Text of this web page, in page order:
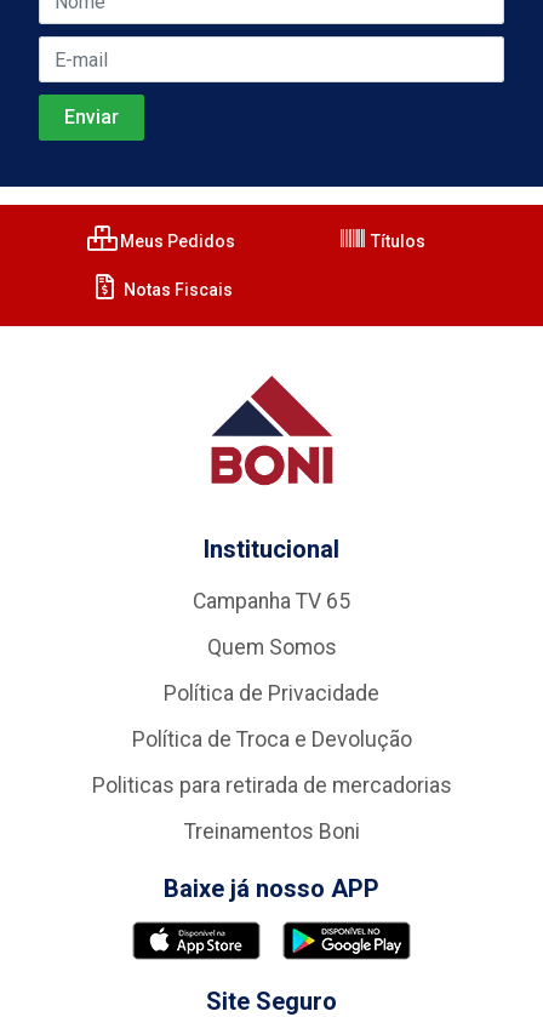
Meus Pedidos Títulos
Notas Fiscais
Institucional
Campanha TV 65
Quem Somos
Política de Privacidade
Política de Troca e Devolução
Politicas para retirada de mercadorias
Treinamentos Boni
Baixe já nosso APP
Site Seguro